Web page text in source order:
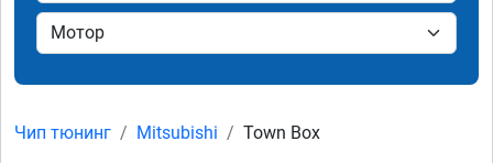
Чип тюнинг Mitsubishi Town Box